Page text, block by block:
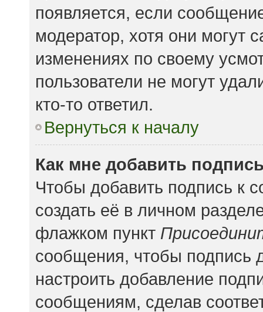
появляется, если
модератор, хотя они могут
изменениях по своему
пользователи не могут
кто-то ответил.
Вернуться к началу
Как мне добавить
Чтобы добавить подпись к
создать её в личном
флажком пункт
сообщения, чтобы подпись
настроить добавление
сообщениям, сделав